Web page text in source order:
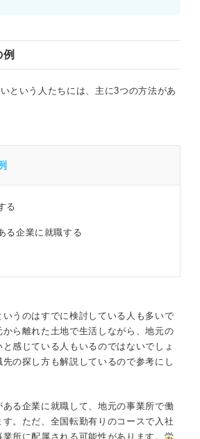
という人たちには、主に3つの方法があ
る
る企業に就職する
うのはすでに検討している人も多いで
ら離れた土地で生活しながら、地元の
感じている人もいるのではないでしょ
の探し方も解説しているので参考にし
ある企業に就職して、地元の事業所で働
す。ただ、全国転勤有りのコースで入社
所に配属される可能性があります。 労